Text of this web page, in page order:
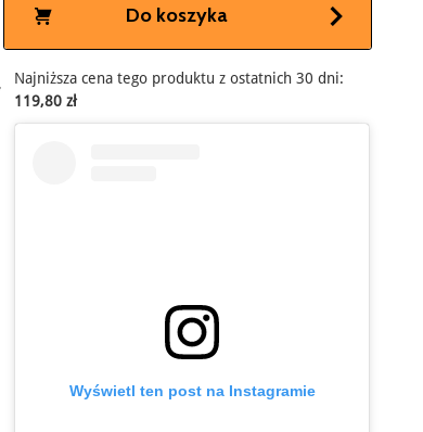
Do koszyka
Najniższa cena tego produktu z ostatnich 30 dni:
119,80 zł
Wyświetl ten post na Instagramie